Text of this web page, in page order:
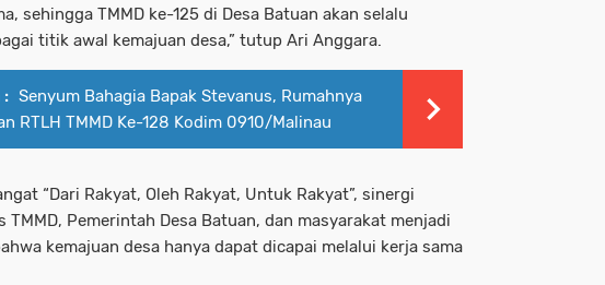
sehingga TMMD ke-125 di Desa Batuan akan selalu
titik awal kemajuan desa,” tutup Ari Anggara.
: Senyum Bahagia Bapak Stevanus, Rumahnya
RTLH TMMD Ke-128 Kodim 0910/Malinau
“Dari Rakyat, Oleh Rakyat, Untuk Rakyat”, sinergi
TMMD, Pemerintah Desa Batuan, dan masyarakat menjadi
kemajuan desa hanya dapat dicapai melalui kerja sama